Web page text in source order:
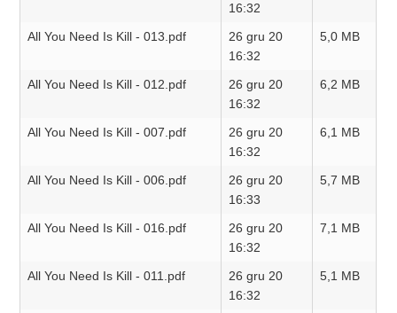
16:32
All You Need Is Kill - 013.pdf
26 gru 20
16:32
5,0 MB
All You Need Is Kill - 012.pdf
26 gru 20
16:32
6,2 MB
All You Need Is Kill - 007.pdf
26 gru 20
16:32
6,1 MB
All You Need Is Kill - 006.pdf
26 gru 20
16:33
5,7 MB
All You Need Is Kill - 016.pdf
26 gru 20
16:32
7,1 MB
All You Need Is Kill - 011.pdf
26 gru 20
16:32
5,1 MB